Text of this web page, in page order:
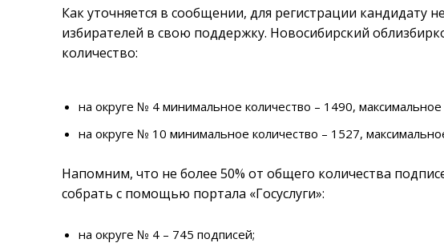
Как уточняется в сообщении, для регистрации кандидату
избирателей в свою поддержку. Новосибирский
количество:
на округе № 4 минимальное количество – 1490, максимальное
на округе № 10 минимальное количество – 1527,
Напомним, что не более 50% от общего количества
собрать с помощью портала «Госуслуги»:
на округе № 4 – 745 подписей;